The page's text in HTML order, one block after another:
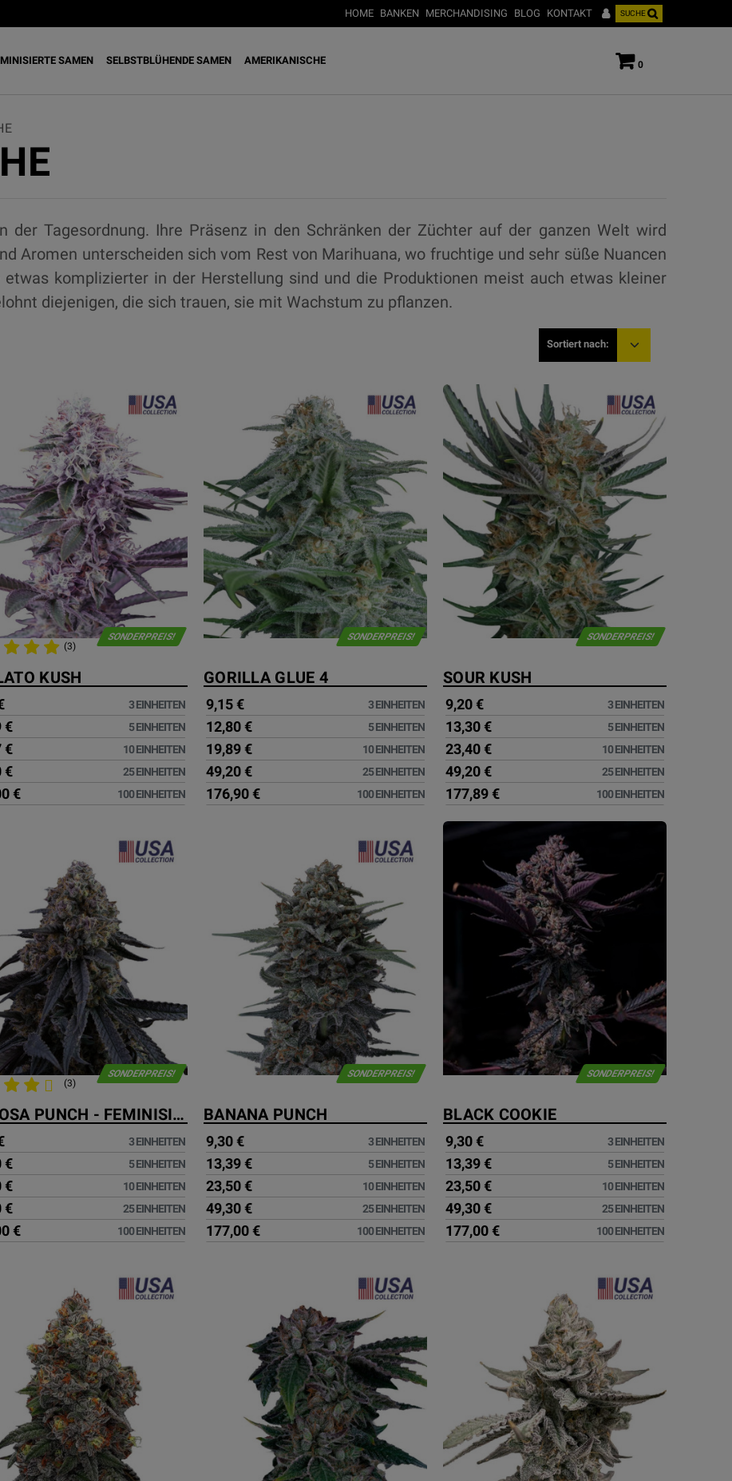
HOME BANKEN MERCHANDISING BLOG KONTAKT SUCHE
SAMEN SELBSTBLÜHENDE SAMEN AMERIKANISCHE 0
der Tagesordnung. Ihre Präsenz in den Schränken der Züchter auf der ganzen Welt wird
Aromen unterscheiden sich vom Rest von Marihuana, wo fruchtige und sehr süße Nuancen
etwas komplizierter in der Herstellung sind und die Produktionen meist auch etwas kleiner
diejenigen, die sich trauen, sie mit Wachstum zu pflanzen.
Sortiert nach:
SONDERPREIS!
(3)
KUSH
3 EINHEITEN
€ 5 EINHEITEN
€ 10 EINHEITEN
€ 25 EINHEITEN
€ 100 EINHEITEN
SONDERPREIS!
GORILLA GLUE 4
9,15 € 3 EINHEITEN
12,80 € 5 EINHEITEN
19,89 € 10 EINHEITEN
49,20 € 25 EINHEITEN
176,90 € 100 EINHEITEN
SONDERPREIS!
SOUR KUSH
9,20 € 3 EINHEITEN
13,30 € 5 EINHEITEN
23,40 € 10 EINHEITEN
49,20 € 25 EINHEITEN
177,89 € 100 EINHEITEN
SONDERPREIS!
(3)
MIMOSA PUNCH - FEMINISIERTE SAMEN
3 EINHEITEN
€ 5 EINHEITEN
€ 10 EINHEITEN
€ 25 EINHEITEN
€ 100 EINHEITEN
SONDERPREIS!
BANANA PUNCH
9,30 € 3 EINHEITEN
13,39 € 5 EINHEITEN
23,50 € 10 EINHEITEN
49,30 € 25 EINHEITEN
177,00 € 100 EINHEITEN
SONDERPREIS!
BLACK COOKIE
9,30 € 3 EINHEITEN
13,39 € 5 EINHEITEN
23,50 € 10 EINHEITEN
49,30 € 25 EINHEITEN
177,00 € 100 EINHEITEN